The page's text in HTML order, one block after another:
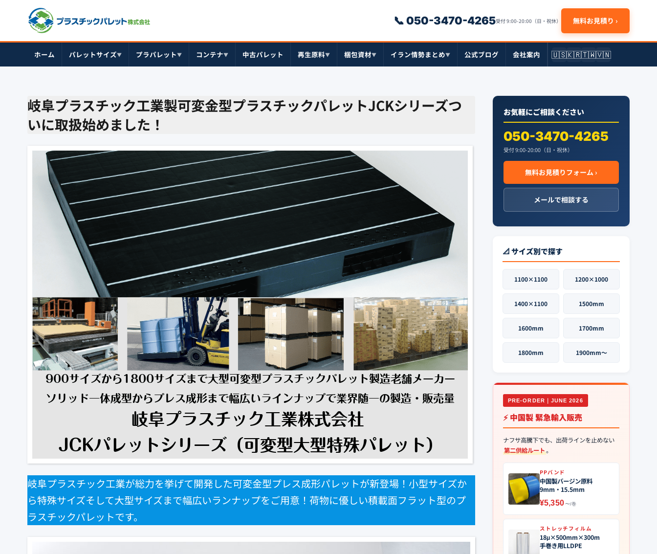
📞 050-3470-4265受付 9:00-20:00（日・祝休） 無料お見積り ›
ホーム パレットサイズ▼ プラパレット▼ コンテナ▼ 中古パレット 再生原料▼ 梱包資材▼ イラン情勢まとめ▼ 公式ブログ 会社案内 🇺🇸🇰🇷🇹🇼🇻🇳
岐阜プラスチック工業製可変金型プラスチックパレットJCKシリーズつ
いに取扱始めました！
岐阜プラスチック工業が総力を挙げて開発した可変金型プレス成形パレットが新登場！小型サイズか
ら特殊サイズそして大型サイズまで幅広いランナップをご用意！荷物に優しい積載面フラット型のプ
ラスチックパレットです。
お気軽にご相談ください
050-3470-4265
受付 9:00-20:00（日・祝休）
無料お見積りフォーム ›
メールで相談する
📐 サイズ別で探す
1100×1100 1200×1000
1400×1100 1500mm
1600mm 1700mm
1800mm 1900mm〜
PRE-ORDER｜JUNE 2026
⚡ 中国製 緊急輸入販売
ナフサ高騰下でも、出荷ラインを止めない
第二供給ルート。
PPバンド
中国製バージン原料
9mm・15.5mm
¥5,350〜/巻
ストレッチフィルム
18μ×500mm×300m
手巻き用LLDPE